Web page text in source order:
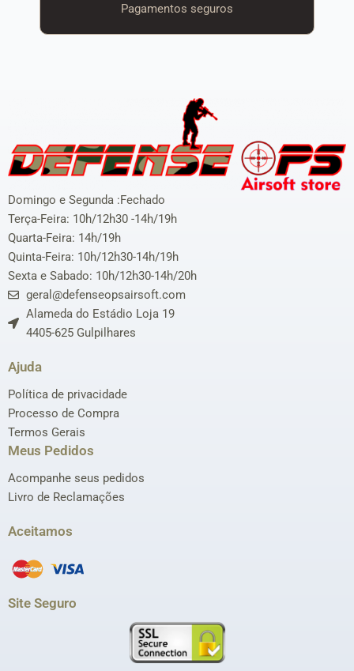
Pagamentos seguros
Domingo e Segunda :Fechado
Terça-Feira: 10h/12h30 -14h/19h
Quarta-Feira: 14h/19h
Quinta-Feira: 10h/12h30-14h/19h
Sexta e Sabado: 10h/12h30-14h/20h
geral@defenseopsairsoft.com
Alameda do Estádio Loja 19
4405-625 Gulpilhares
Ajuda
Política de privacidade
Processo de Compra
Termos Gerais
Meus Pedidos
Acompanhe seus pedidos
Livro de Reclamações
Aceitamos
Site Seguro